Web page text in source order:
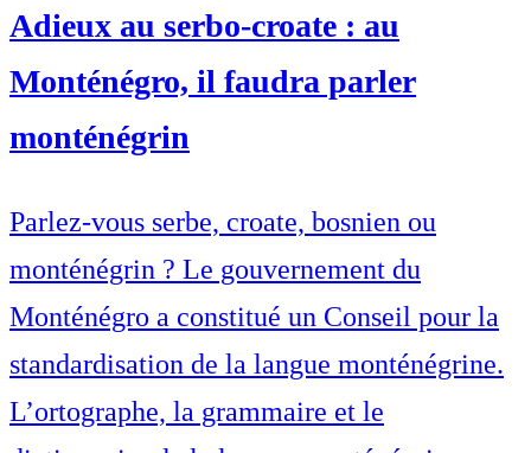
Adieux au serbo-croate : au
Monténégro, il faudra parler
monténégrin
Parlez-vous serbe, croate, bosnien ou
monténégrin ? Le gouvernement du
Monténégro a constitué un Conseil pour la
standardisation de la langue monténégrine.
L’ortographe, la grammaire et le